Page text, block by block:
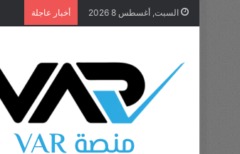
السبت, أغسطس 8 2026 أخبار عاجلة